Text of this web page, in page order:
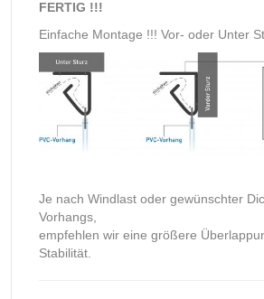
FERTIG !!!
Einfache Montage !!! Vor- oder Unter
Je nach Windlast oder gewünschter
Vorhangs,
empfehlen wir eine größere
Stabilität.